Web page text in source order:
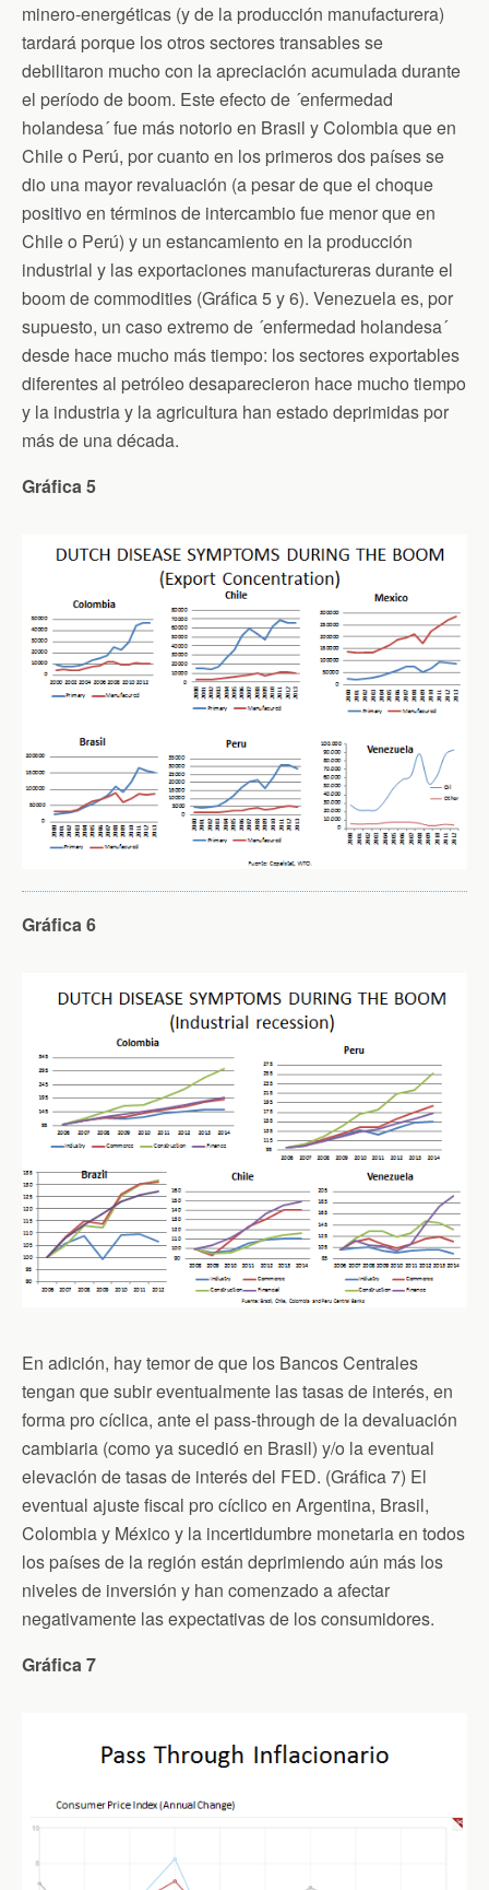
minero-energéticas (y de la producción manufacturera)
tardará porque los otros sectores transables se
debilitaron mucho con la apreciación acumulada durante
el período de boom. Este efecto de ´enfermedad
holandesa´ fue más notorio en Brasil y Colombia que en
Chile o Perú, por cuanto en los primeros dos países se
dio una mayor revaluación (a pesar de que el choque
positivo en términos de intercambio fue menor que en
Chile o Perú) y un estancamiento en la producción
industrial y las exportaciones manufactureras durante el
boom de commodities (Gráfica 5 y 6). Venezuela es, por
supuesto, un caso extremo de ´enfermedad holandesa´
desde hace mucho más tiempo: los sectores exportables
diferentes al petróleo desaparecieron hace mucho tiempo
y la industria y la agricultura han estado deprimidas por
más de una década.
Gráfica 5
Gráfica 6
En adición, hay temor de que los Bancos Centrales
tengan que subir eventualmente las tasas de interés, en
forma pro cíclica, ante el pass-through de la devaluación
cambiaria (como ya sucedió en Brasil) y/o la eventual
elevación de tasas de interés del FED. (Gráfica 7) El
eventual ajuste fiscal pro cíclico en Argentina, Brasil,
Colombia y México y la incertidumbre monetaria en todos
los países de la región están deprimiendo aún más los
niveles de inversión y han comenzado a afectar
negativamente las expectativas de los consumidores.
Gráfica 7